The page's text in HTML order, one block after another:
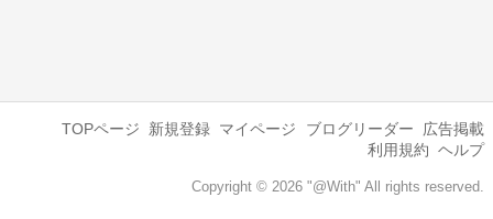
TOPページ 新規登録 マイページ ブログリーダー
広告掲載
利用規約 ヘルプ
Copyright © 2026 "@With" All rights reserved.